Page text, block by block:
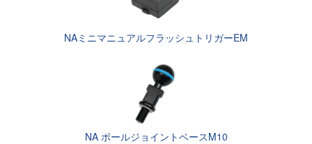
NAミニマニュアルフラッシュトリガーEM
NA ボールジョイントベースM10